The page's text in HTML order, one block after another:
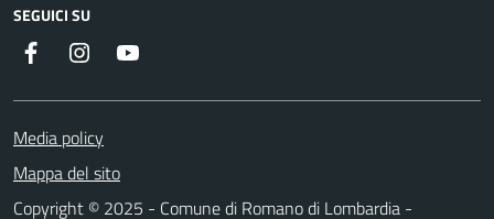
SEGUICI SU
Facebook Instagram
Media policy
Mappa del sito
Copyright © 2025 - Comune di Romano di Lombardia -